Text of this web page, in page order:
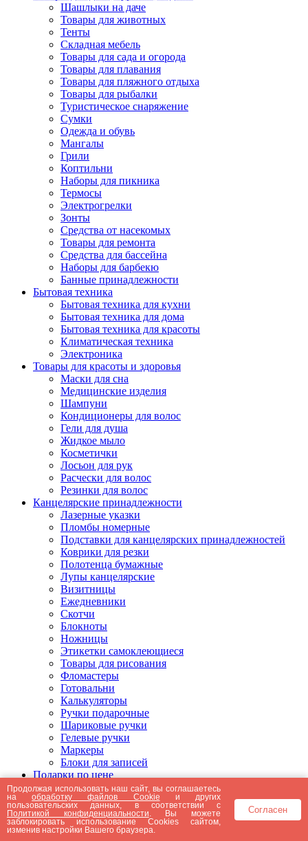
Шашлыки на даче
Товары для животных
Тенты
Складная мебель
Товары для сада и огорода
Товары для плавания
Товары для пляжного отдыха
Товары для рыбалки
Туристическое снаряжение
Сумки
Одежда и обувь
Мангалы
Грили
Коптильни
Наборы для пикника
Термосы
Электрогрелки
Зонты
Средства от насекомых
Товары для ремонта
Средства для бассейна
Наборы для барбекю
Банные принадлежности
Бытовая техника
Бытовая техника для кухни
Бытовая техника для дома
Бытовая техника для красоты
Климатическая техника
Электроника
Товары для красоты и здоровья
Маски для сна
Медицинские изделия
Шампуни
Кондиционеры для волос
Гели для душа
Жидкое мыло
Косметички
Лосьон для рук
Расчески для волос
Резинки для волос
Канцелярские принадлежности
Лазерные указки
Пломбы номерные
Подставки для канцелярских принадлежностей
Коврики для резки
Полотенца бумажные
Лупы канцелярские
Визитницы
Ежедневники
Скотчи
Блокноты
Ножницы
Этикетки самоклеющиеся
Товары для рисования
Фломастеры
Готовальни
Калькуляторы
Ручки подарочные
Шариковые ручки
Гелевые ручки
Маркеры
Блоки для записей
Подарки по цене
Подарки от 5000 рублей
Подарки до 5000 рублей
Подарки до 3000 рублей
Подарки до 2000 рублей
Подарки до 1000 рублей
Продолжая использовать наш сайт, вы соглашаетесь
наобработку файлов Cookie и других
пользовательских данных, в соответствии с
Политикой конфиденциальности . Вы можете
заблокировать использование Cookies сайтом,
изменив настройки Вашего браузера.
Согласен